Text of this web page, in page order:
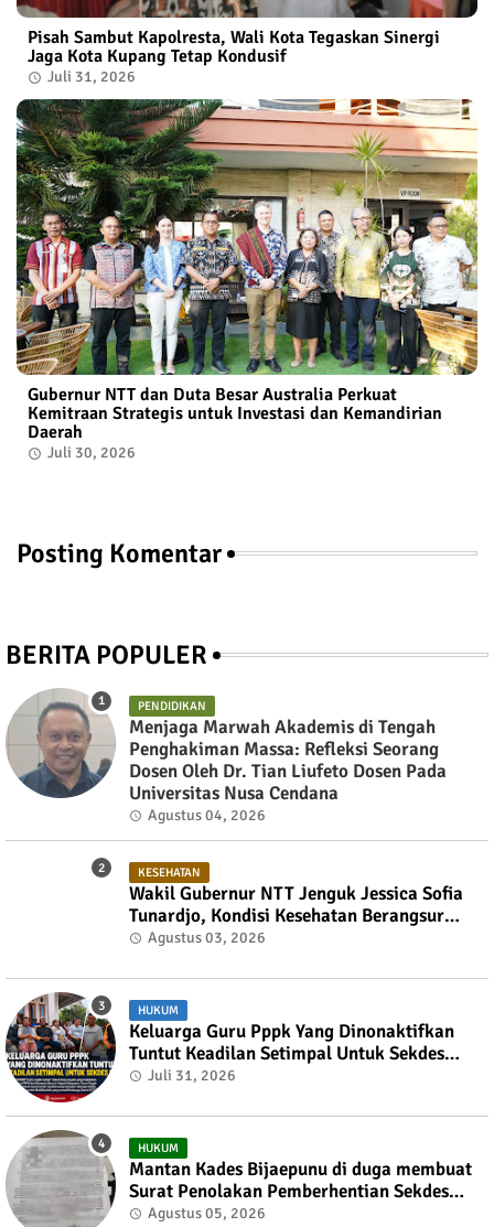
Pisah Sambut Kapolresta, Wali Kota Tegaskan Sinergi
Jaga Kota Kupang Tetap Kondusif
Juli 31, 2026
Gubernur NTT dan Duta Besar Australia Perkuat
Kemitraan Strategis untuk Investasi dan Kemandirian
Daerah
Juli 30, 2026
Posting Komentar
BERITA POPULER
PENDIDIKAN
Menjaga Marwah Akademis di Tengah
Penghakiman Massa: Refleksi Seorang
Dosen Oleh Dr. Tian Liufeto Dosen Pada
Universitas Nusa Cendana
Agustus 04, 2026
KESEHATAN
Wakil Gubernur NTT Jenguk Jessica Sofia
Tunardjo, Kondisi Kesehatan Berangsur
Membaik
Agustus 03, 2026
HUKUM
Keluarga Guru Pppk Yang Dinonaktifkan
Tuntut Keadilan Setimpal Untuk Sekdes
Bijaepunu
Juli 31, 2026
HUKUM
Mantan Kades Bijaepunu di duga membuat
Surat Penolakan Pemberhentian Sekdes
kepada Bupati TTS
Agustus 05, 2026